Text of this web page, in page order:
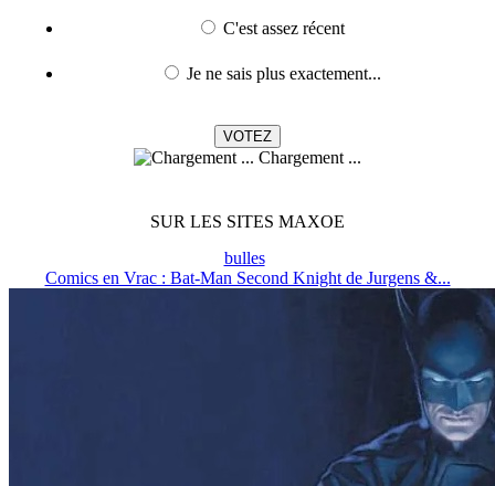
C'est assez récent
Je ne sais plus exactement...
Chargement ...
SUR LES SITES MAXOE
bulles
Comics en Vrac : Bat-Man Second Knight de Jurgens &...